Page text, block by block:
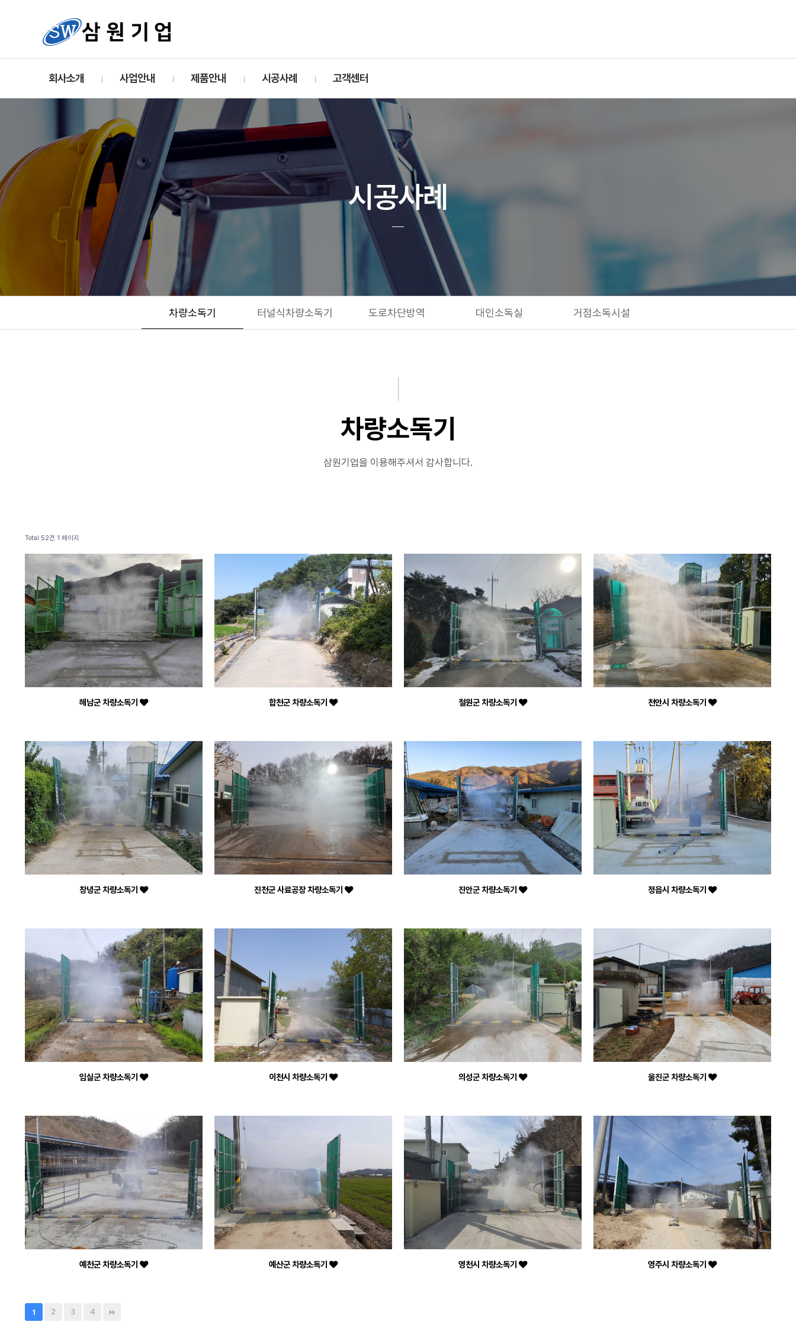
회사소개 사업안내 제품안내 시공사례 고객센터
차량소독기 터널식차량소독기 도로차단방역 대인소독실 거점소독시설
시공사례
차량소독기
삼원기업을 이용해주셔서 감사합니다.
Total 52건 1 페이지
해남군 차량소독기 합천군 차량소독기 철원군 차량소독기 천안시 차량소독기
창녕군 차량소독기 진천군 사료공장 차량소독기 진안군 차량소독기 정읍시 차량소독기
임실군 차량소독기 이천시 차량소독기 의성군 차량소독기 울진군 차량소독기
예천군 차량소독기 예산군 차량소독기 영천시 차량소독기 영주시 차량소독기
1 2 3 4